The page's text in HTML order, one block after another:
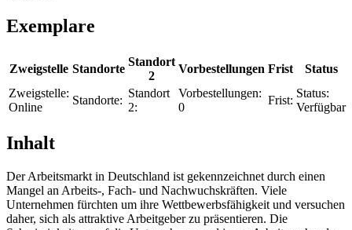
Exemplare
Zweigstelle Standorte
Standort
2
Vorbestellungen Frist
Status
Zweigstelle:
Online
Standorte:
Standort
2:
Vorbestellungen:
0
Frist:
Status:
Verfügbar
Inhalt
Der Arbeitsmarkt in Deutschland ist gekennzeichnet durch einen
Mangel an Arbeits-, Fach- und Nachwuchskräften. Viele
Unternehmen fürchten um ihre Wettbewerbsfähigkeit und versuchen
daher, sich als attraktive Arbeitgeber zu präsentieren. Die